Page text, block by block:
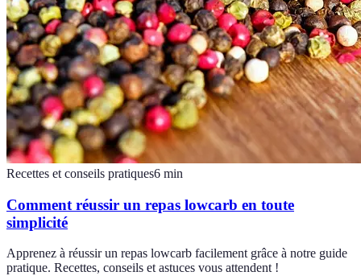
Recettes et conseils pratiques6 min
Comment réussir un repas lowcarb en toute
simplicité
Apprenez à réussir un repas lowcarb facilement grâce à notre guide
pratique. Recettes, conseils et astuces vous attendent !